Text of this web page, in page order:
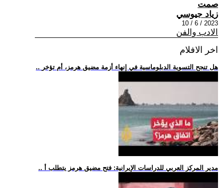
صمت
زياد جيوسي
2023 / 6 / 10
الادب والفن
اخر الافلام
.. هل تنجح التسوية الدبلوماسية في إنهاء أزمة مضيق هرمز، أم تؤخر
.. مدير المركز العربي للدراسات الإيرانية: فتح مضيق هرمز يتطلب أ